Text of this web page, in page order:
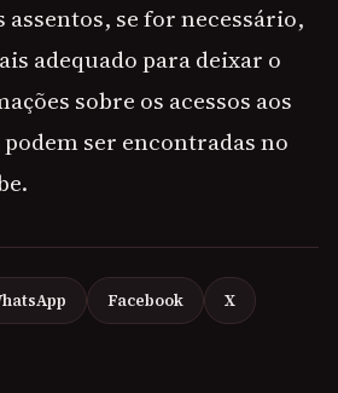
assentos, se for necessário,
adequado para deixar o
sobre os acessos aos
ser encontradas no
Facebook X